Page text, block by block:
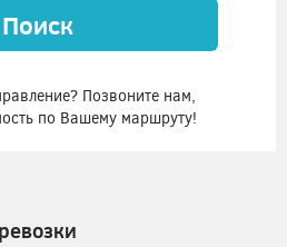
Поиск
Позвоните нам,
по Вашему маршруту!